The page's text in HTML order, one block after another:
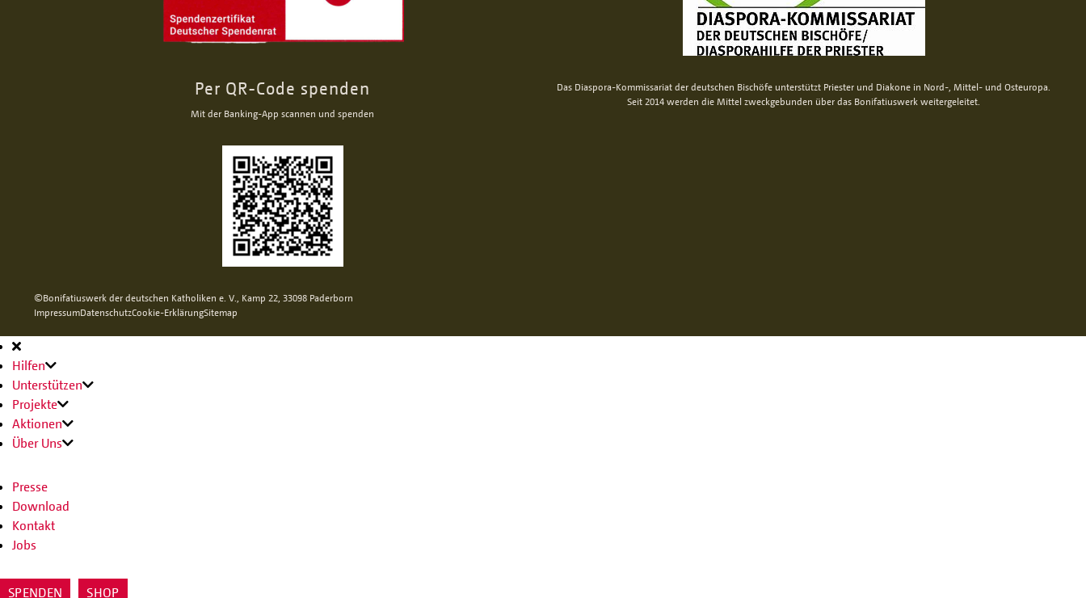
Per QR-Code spenden
Mit der Banking-App scannen und spenden
Das Diaspora-Kommissariat der deutschen Bischöfe unterstützt Priester und Diakone in Nord-, Mittel- und Osteuropa.
Seit 2014 werden die Mittel zweckgebunden über das Bonifatiuswerk weitergeleitet.
©Bonifatiuswerk der deutschen Katholiken e. V., Kamp 22, 33098 Paderborn
ImpressumDatenschutzCookie-ErklärungSitemap
Hauptnavigation
Hilfen
Unterstützen
Projekte
Aktionen
Über Uns
Presse
Download
Kontakt
Jobs
SPENDEN SHOP